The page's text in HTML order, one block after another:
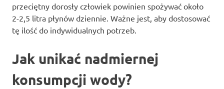
przeciętny dorosły człowiek powinien spożywać około
2-2,5 litra płynów dziennie. Ważne jest, aby dostosować
tę ilość do indywidualnych potrzeb.
Jak unikać nadmiernej
konsumpcji wody?